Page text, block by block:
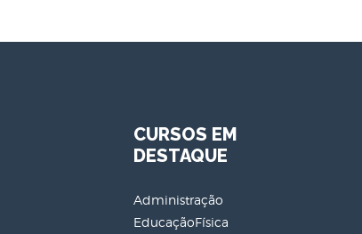
CURSOS EM
DESTAQUE
Administração
EducaçãoFísica